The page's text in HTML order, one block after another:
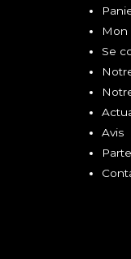
Mon
Se
Avis